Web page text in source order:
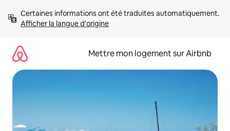
directement
Afficher la langue d'origine
Mettre mon logement sur Airbnb